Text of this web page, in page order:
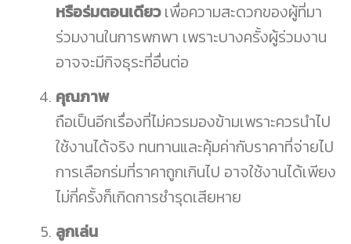
หรือร่มตอนเดียวเพื่อความสะดวกของผู้ที่มา
ร่วมงานในการพกพา เพราะบางครั้งผู้ร่วมงาน
อาจจะมีกิจธุระที่อื่นต่อ
คุณภาพ
ถือเป็นอีกเรื่องที่ไม่ควรมองข้ามเพราะควรนำไป
ใช้งานได้จริง ทนทานและคุ้มค่ากับราคาที่จ่ายไป
การเลือกร่มที่ราคาถูกเกินไป อาจใช้งานได้เพียง
ไม่กี่ครั้งก็เกิดการชำรุดเสียหาย
ลูกเล่น